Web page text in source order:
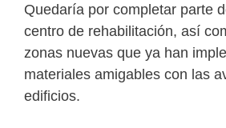
Quedaría por completar parte
centro de rehabilitación, así
zonas nuevas que ya han
materiales amigables con las
edificios.